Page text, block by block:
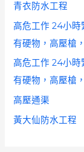
青衣防水工程
高危工作 24小時
有硬物，高壓槍
高危工作 24小時
有硬物，高壓槍
高壓通渠
黃大仙防水工程